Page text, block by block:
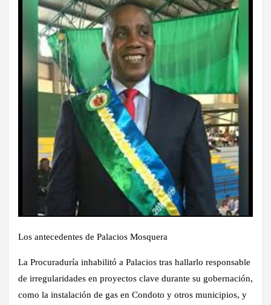
Los antecedentes de Palacios Mosquera
La Procuraduría inhabilitó a Palacios tras hallarlo responsable
de irregularidades en proyectos clave durante su gobernación,
como la instalación de gas en Condoto y otros municipios, y